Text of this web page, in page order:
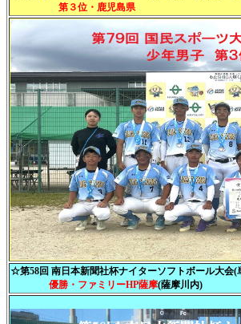
第３位・鹿児島県
☆第58回 南日本新聞社杯ナイターソフトボール大
優勝・ファミリーHP薩摩(薩摩川内)